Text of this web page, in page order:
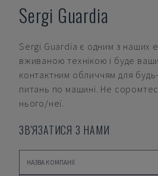
Sergi Guardia
Sergi Guardia є одним з наших
вживаною технікою і буде
контактним обличчям для
питань по машині. Не
нього/неї.
ЗВ'ЯЗАТИСЯ З НАМИ